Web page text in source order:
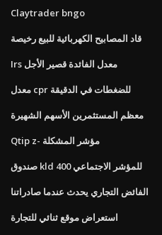
Claytrader bngo
قاد المصابيح الكهربائية للبيع رخيصة
Irs معدل الفائدة قصير الأجل
معدل cpr للضغطات في الدقيقة
معظم المستثمرين الأسهم الشهيرة
Qtip z- مؤشر المشكلة
صندوق kld 400 للمؤشر الاجتماعي
الفائض التجاري يحدث عندما صادراتنا
استعراض موقع ثنائي للتجارة